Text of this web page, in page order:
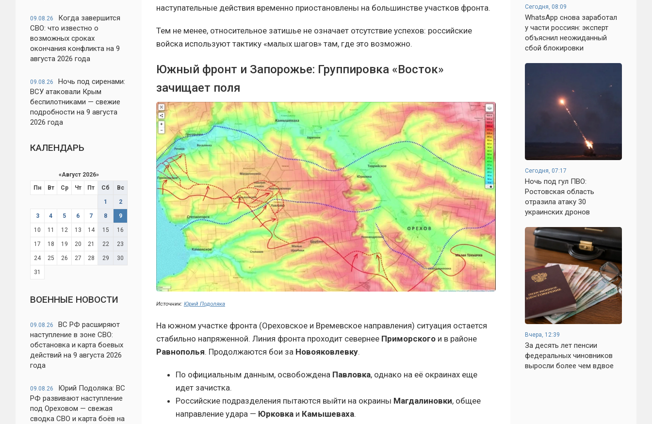
09.08.26
Когда завершится
СВО: что известно о
возможных сроках
окончания конфликта на 9
августа 2026 года
09.08.26
Ночь под сиренами:
ВСУ атаковали Крым
беспилотниками — свежие
подробности на 9 августа
2026 года
КАЛЕНДАРЬ
«Август 2026»
Пн
Вт Ср Чт Пт Сб Вс
1 2
3 4 5 6 7 8 9
10 11 12 13 14 15 16
17 18 19 20 21 22 23
24 25 26 27 28 29 30
31
ВОЕННЫЕ НОВОСТИ
09.08.26
ВС РФ расширяют
наступление в зоне СВО:
обстановка и карта боевых
действий на 9 августа 2026
года
09.08.26
Юрий Подоляка: ВС
РФ развивают наступление
под Ореховом — свежая
сводка СВО и карта боёв на
наступательные действия временно приостановлены на большинстве участков фронта.
Тем не менее, относительное затишье не означает отсутствие успехов: российские
войска используют тактику «малых шагов» там, где это возможно.
Южный фронт и Запорожье: Группировка «Восток»
зачищает поля
Источник: Юрий Подоляка
На южном участке фронта (Ореховское и Времевское направления) ситуация остается
стабильно напряженной. Линия фронта проходит севернее Приморского и в районе
Равнополья. Продолжаются бои за Новояковлевку.
По официальным данным, освобождена Павловка, однако на её окраинах еще
идет зачистка.
Российские подразделения пытаются выйти на окраины Магдалиновки, общее
направление удара — Юрковка и Камышеваха.
Сегодня, 08:09
WhatsApp снова заработал
у части россиян: эксперт
объяснил неожиданный
сбой блокировки
Сегодня, 07:17
Ночь под гул ПВО:
Ростовская область
отразила атаку 30
украинских дронов
Вчера, 12:39
За десять лет пенсии
федеральных чиновников
выросли более чем вдвое